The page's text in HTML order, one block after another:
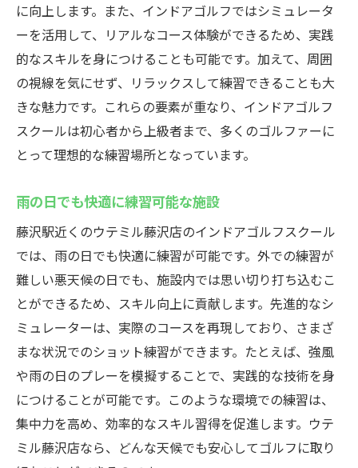
に向上します。また、インドアゴルフではシミュレータ
ーを活用して、リアルなコース体験ができるため、実践
的なスキルを身につけることも可能です。加えて、周囲
の視線を気にせず、リラックスして練習できることも大
きな魅力です。これらの要素が重なり、インドアゴルフ
スクールは初心者から上級者まで、多くのゴルファーに
とって理想的な練習場所となっています。
雨の日でも快適に練習可能な施設
藤沢駅近くのウテミル藤沢店のインドアゴルフスクール
では、雨の日でも快適に練習が可能です。外での練習が
難しい悪天候の日でも、施設内では思い切り打ち込むこ
とができるため、スキル向上に貢献します。先進的なシ
ミュレーターは、実際のコースを再現しており、さまざ
まな状況でのショット練習ができます。たとえば、強風
や雨の日のプレーを模擬することで、実践的な技術を身
につけることが可能です。このような環境での練習は、
集中力を高め、効率的なスキル習得を促進します。ウテ
ミル藤沢店なら、どんな天候でも安心してゴルフに取り